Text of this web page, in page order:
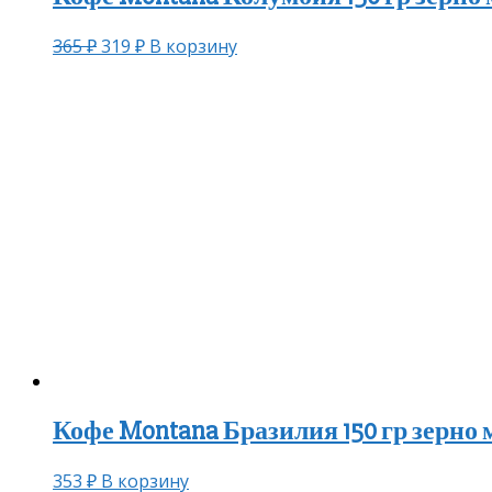
365₽319 ₽ В корзину
Кофе Montana Бразилия 150 гр зерно
353 ₽ В корзину